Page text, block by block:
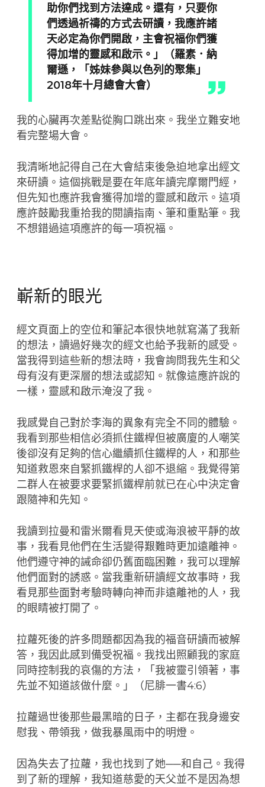
助你們找到方法達成。還有，只要你
們透過祈禱的方式去研讀，我應許諸
天必定為你們開啟，主會祝福你們獲
得加增的靈感和啟示。」（羅素．納
爾遜，「姊妹參與以色列的聚集」
2018年十月總會大會）
我的心臟再次差點從胸口跳出來。我坐立難安地
看完整場大會。
我清晰地記得自己在大會結束後急迫地拿出經文
來研讀。這個挑戰是要在年底年讀完摩爾門經，
但先知也應許我會獲得加增的靈感和啟示。這項
應許鼓勵我重拾我的閱讀指南、筆和重點筆。我
不想錯過這項應許的每一項祝福。
嶄新的眼光
經文頁面上的空位和筆記本很快地就寫滿了我新
的想法，讀過好幾次的經文也給予我新的感受。
當我得到這些新的想法時，我會詢問我先生和父
母有沒有更深層的想法或認知。就像這應許說的
一樣，靈感和啟示淹沒了我。
我感覺自己對於李海的異象有完全不同的體驗。
我看到那些相信必須抓住鐵桿但被廣廈的人嘲笑
後卻沒有足夠的信心繼續抓住鐵桿的人，和那些
知道救恩來自緊抓鐵桿的人卻不退縮。我覺得第
二群人在被要求要緊抓鐵桿前就已在心中決定會
跟隨神和先知。
我讀到拉曼和雷米爾看見天使或海浪被平靜的故
事，我看見他們在生活變得艱難時更加遠離神。
他們遵守神的誡命卻仍舊面臨困難，我可以理解
他們面對的誘惑。當我重新研讀經文故事時，我
看見那些面對考驗時轉向神而非遠離祂的人，我
的眼睛被打開了。
拉蘿死後的許多問題都因為我的福音研讀而被解
答，我因此感到備受祝福。我找出照顧我的家庭
同時控制我的哀傷的方法，「我被靈引領著，事
先並不知道該做什麼。」（尼腓一書4:6）
拉蘿過世後那些最黑暗的日子，主都在我身邊安
慰我、帶領我，做我暴風雨中的明燈。
因為失去了拉蘿，我也找到了她──和自己。我得
到了新的理解，我知道慈愛的天父並不是因為想